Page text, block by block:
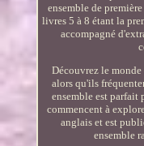
ensemble de
livres 5 à 8 étant la
accompagné
Découvrez le monde
alors qu'ils
ensemble est parfait
commencent à
anglais et est
ensemble